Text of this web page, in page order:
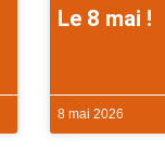
Le 8 mai !
8 mai 2026